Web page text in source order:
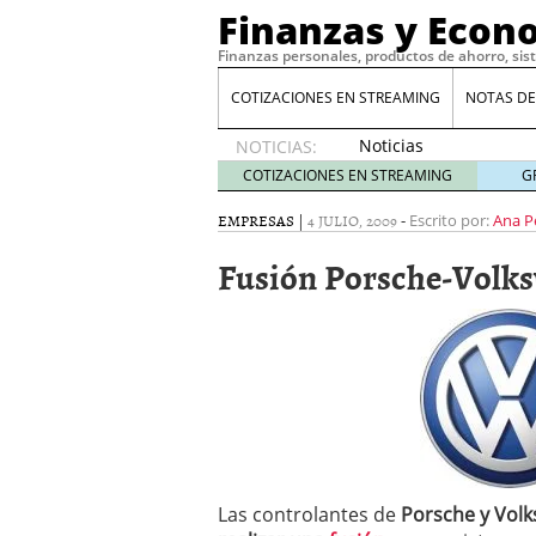
Finanzas y
Finanzas personales, productos de ahorro,
COTIZACIONES EN STREAMING NOTAS
NOTICIAS:
Noticias
de XRP
por qué
las
whales
16
de abril
de 2026
Comparativa Costes
acelera la rentabilidad?
Meses sin intereses:
compras 24 de
Planificar tu herencia
COTIZACIONES EN STREAMING
EMPRESAS | 4 JULIO, 2009- Escrito por:Ana
Fusión Porsche-
Las controlantes de Porsche y